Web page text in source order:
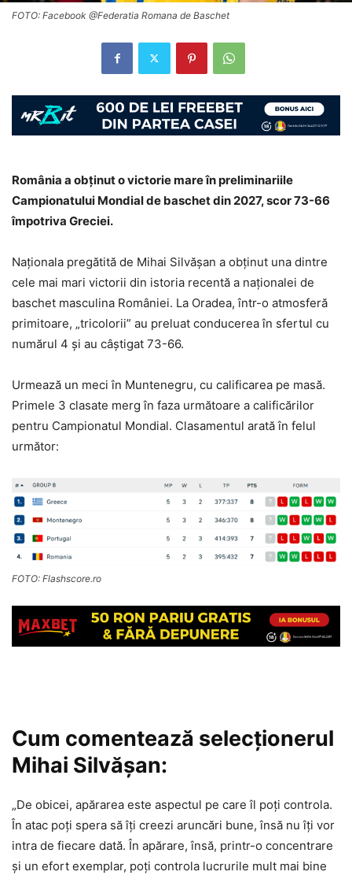
FOTO: Facebook @Federatia Romana de Baschet
România a obținut o victorie mare în preliminariile
Campionatului Mondial de baschet din 2027, scor 73-66
împotriva Greciei.
Naționala pregătită de Mihai Silvășan a obținut una dintre
cele mai mari victorii din istoria recentă a naționalei de
baschet masculina României. La Oradea, într-o atmosferă
primitoare, „tricolorii” au preluat conducerea în sfertul cu
numărul 4 și au câștigat 73-66.
Urmează un meci în Muntenegru, cu calificarea pe masă.
Primele 3 clasate merg în faza următoare a calificărilor
pentru Campionatul Mondial. Clasamentul arată în felul
următor:
FOTO: Flashscore.ro
Cum comentează selecționerul
Mihai Silvășan:
„De obicei, apărarea este aspectul pe care îl poți controla.
În atac poți spera să îți creezi aruncări bune, însă nu îți vor
intra de fiecare dată. În apărare, însă, printr-o concentrare
și un efort exemplar, poți controla lucrurile mult mai bine